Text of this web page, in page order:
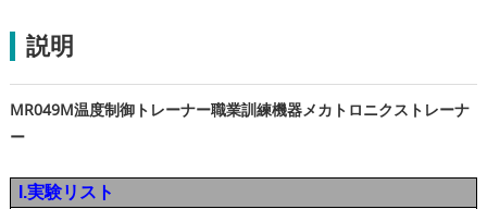
説明
MR049M温度制御トレーナー職業訓練機器メカトロニクストレーナ
ー
I.実験リスト